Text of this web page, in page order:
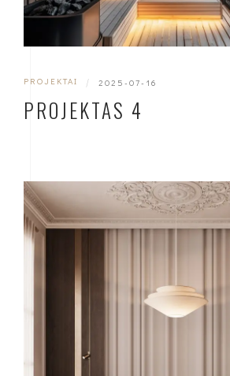
PROJEKTAI | 2025-07-16
PROJEKTAS 4